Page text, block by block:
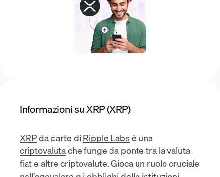
Informazioni su XRP (XRP)
XRPda parte di Ripple Labs è una
criptovalutache funge da ponte tra la valuta
fiat e altre criptovalute. Gioca un ruolo cruciale